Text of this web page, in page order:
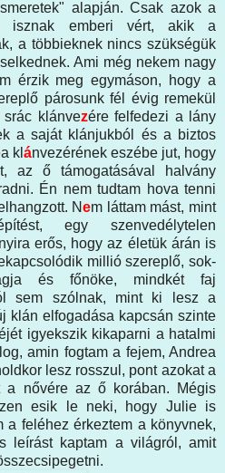
alapján. Csak azok a
isznak emberi vért, akik a
a többieknek nincs szükségük
Ami még nekem nagy
érzik meg egymáson, hogy a
párosunk fél évig remekül
klánvezére felfedezi a lány
a saját klánjukból és a biztos
kl ánvezérének eszébe jut, hogy
az ő támogatásával halvány
Én nem tudtam hova tenni
Nem láttam mást, mint
egy szenvedélytelen
erős, hogy az életük árán is
millió szereplő, sok-
és főnöke, mindkét faj
sem szólnak, mint ki lesz a
klán elfogadása kapcsán szinte
igyekszik kikaparni a hatalmi
amin fogtam a fejem, Andrea
lesz rosszul, pont azokat a
a nővére az ő korában. Mégis
esik le neki, hogy Julie is
a feléhez érkeztem a könyvnek,
leírást kaptam a világról, amit